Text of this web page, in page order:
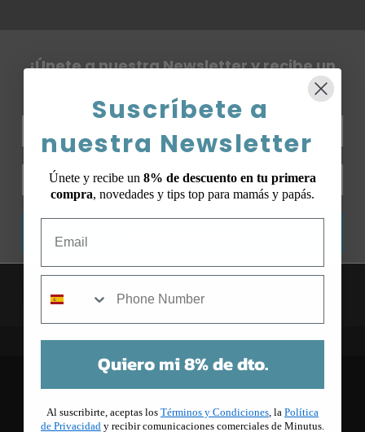
¡Únete a nuestra Newsletter y recibe un
Al suscribirte, aceptas losTérminos y Condiciones, laPolítica de
Privacidad
y recibir comunicaciones comerciales de Minutus.
Suscríbete a
nuestra Newsletter
Únete y recibe un 8% de descuento en tu primera
compra, novedades y tips top para mamás y papás.
Quiero mi 8% de dto.
Al suscribirte, aceptas los Términos y Condiciones, la Política
de Privacidad y recibir comunicaciones comerciales de Minutus.